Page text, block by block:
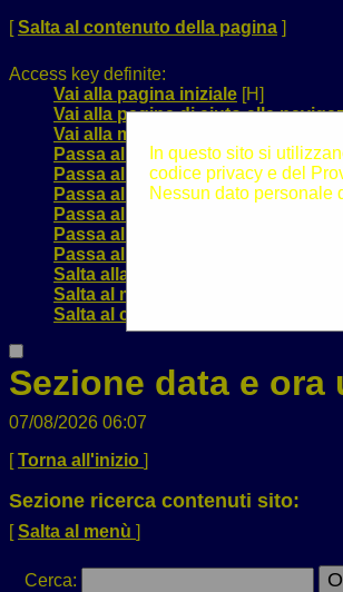
[Salta al contenuto della pagina ]
Access key definite:
Vai alla pagina iniziale [H]
Vai alla pagina di aiuto alla
Vai alla mappa del sito
Passa al testo con caratteri di
Passa al testo con caratteri di
Passa al testo con caratteri di
Passa alla visualizzazione grafica
Passa alla visualizzazione solo
Passa alla visualizzazione in alto
Salta alla ricerca di contenuti
Salta al menù
Salta al contenuto della pagina
Sezione data e ora
07/08/2026 06:07
[Torna all'inizio ]
Sezione ricerca contenuti sito:
[Salta al menù ]
Cerca:
In questo sito si
codice privacy e del
Nessun dato personale